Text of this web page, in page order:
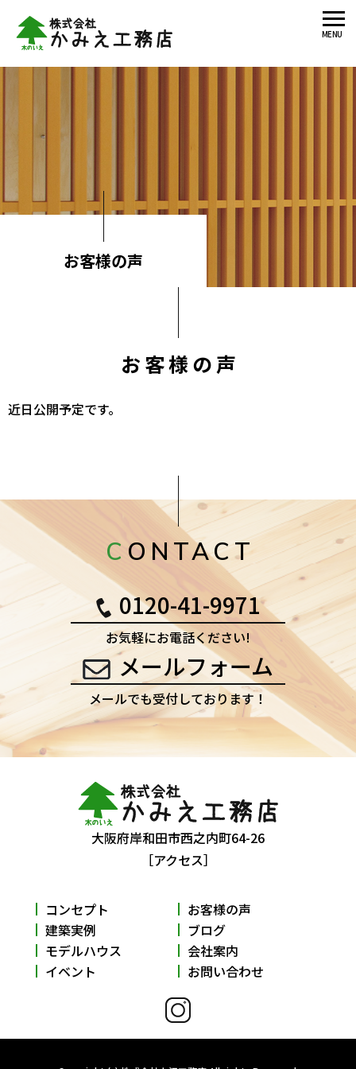
MENU
お客様の声
お客様の声
近日公開予定です。
CONTACT
0120-41-9971
お気軽にお電話ください!
メールフォーム
メールでも受付しております！
大阪府岸和田市西之内町64-26
［アクセス］
コンセプト
建築実例
モデルハウス
イベント
お客様の声
ブログ
会社案内
お問い合わせ